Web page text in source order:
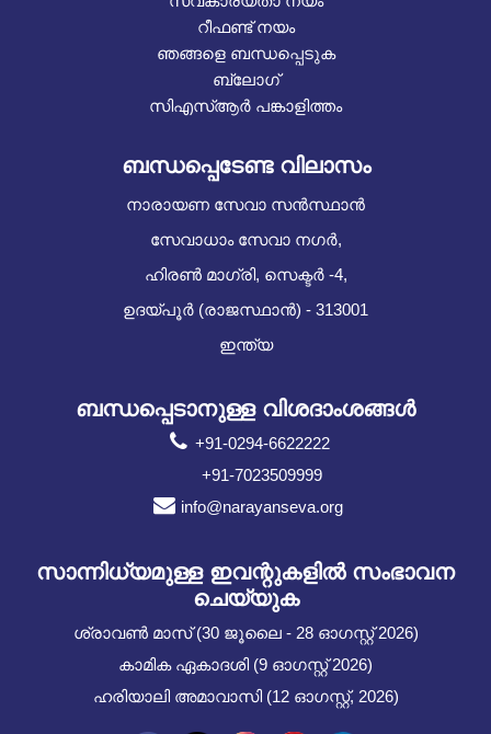
റീഫണ്ട് നയം
ഞങ്ങളെ ബന്ധപ്പെടുക
ബ്ലോഗ്
സിഎസ്ആർ പങ്കാളിത്തം
ബന്ധപ്പെടേണ്ട വിലാസം
നാരായണ സേവാ സൻസ്ഥാൻ
സേവാധാം സേവാ നഗർ,
ഹിരൺ മാഗ്രി, സെക്ടർ -4,
ഉദയ്പൂർ (രാജസ്ഥാൻ) - 313001
ഇന്ത്യ
ബന്ധപ്പെടാനുള്ള വിശദാംശങ്ങൾ
+91-0294-6622222
+91-7023509999
info@narayanseva.org
സാന്നിധ്യമുള്ള ഇവന്റുകളില്‍ സംഭാവന
ചെയ്യുക
ശ്രാവൺ മാസ് (30 ജൂലൈ - 28 ഓഗസ്റ്റ് 2026)
കാമിക ഏകാദശി (9 ഓഗസ്റ്റ് 2026)
ഹരിയാലി അമാവാസി (12 ഓഗസ്റ്റ്, 2026)